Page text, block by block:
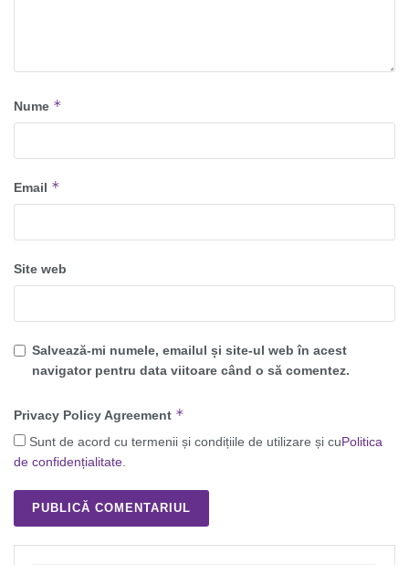
Nume *
Email *
Site web
Salvează-mi numele, emailul și site-ul web în acest
navigator pentru data viitoare când o să comentez.
Privacy Policy Agreement *
Sunt de acord cu termenii și condițiile de utilizare și cuPolitica
de confidențialitate.